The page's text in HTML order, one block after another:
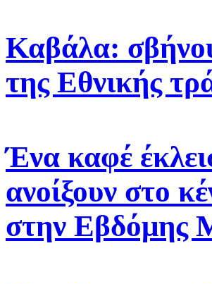
Καβάλα:
της Εθνικής
Ένα καφέ
ανοίξουν στο
στην Εβδόμης